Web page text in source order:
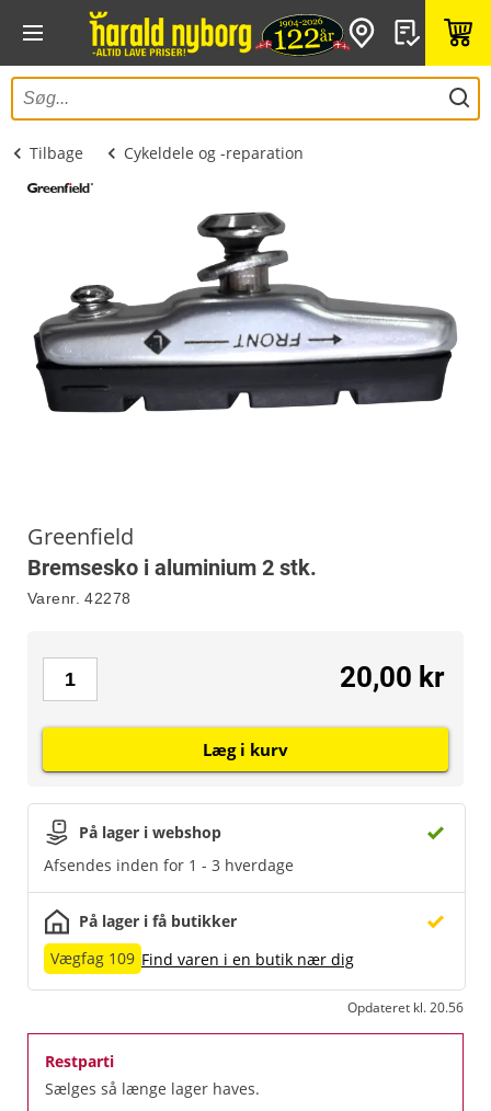
Tilbage Cykeldele og -reparation
Greenfield
Bremsesko i aluminium 2 stk.
Varenr. 42278
På lager i webshop
Afsendes inden for 1 - 3 hverdage
På lager i få butikker
Vægfag 109 Find varen i en butik nær dig
Opdateret kl. 20.56
Restparti
Sælges så længe lager haves.
20,00 kr
Læg i kurv